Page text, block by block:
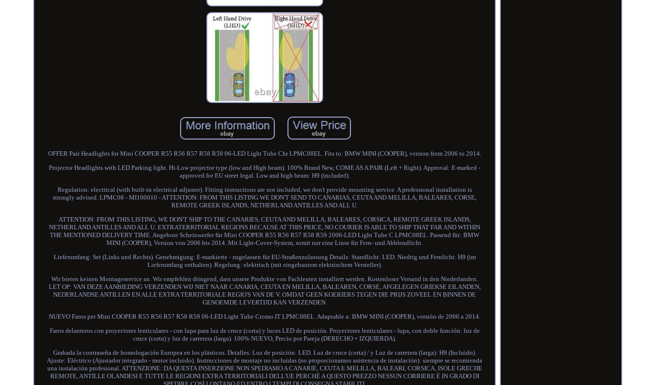
OFFER Pair Headlights for Mini COOPER R55 R56 R57 R58 R59 06-LED Light Tube Chr LPMC08EL. Fits to: BMW MINI (COOPER), version from 2006 to 2014.
Projector Headlights with LED Parking light. Hi-Low projector type (low and High beam). 100% Brand New, COME AS A PAIR (Left + Right). Approval: E-marked -
approved for EU street legal. Low and high beam: H9 (included).
Regulation: electrical (with built-in electrical adjuster). Fitting instructions are not included, we don't provide mounting service. A professional installation is
strongly advised. LPMC08 - MI100010 - ATTENTION: FROM THIS LISTING WE DON'T SEND TO CANARIAS, CEUTA AND MELILLA, BALEARES, CORSE,
REMOTE GREEK ISLANDS, NETHERLAND ANTILLES AND ALL U.
ATTENTION: FROM THIS LISTING, WE DON'T SHIP TO THE CANARIES, CEUTA AND MELILLA, BALEARES, CORSICA, REMOTE GREEK ISLANDS,
NETHERLAND ANTILLES AND ALL U. EXTRATERRITORIAL REGIONS BECAUSE AT THIS PRICE, NO COURIER IS ABLE TO SHIP THAT FAR AND WITHIN
THE MENTIONED DELIVERY TIME. Angebote Scheinwerfer für Mini COOPER R55 R56 R57 R58 R59 2006-LED Light Tube C LPMC08EL. Passend für: BMW
MINI (COOPER), Version von 2006 bis 2014. Mit Light-Cover-System, somit nur eine Linse für Fern- und Abblendlicht.
Lieferumfang: Set (Links und Rechts). Genehmigung: E-markierte - zugelassen für EU-Straßenzulassung Details: Standlicht: LED. Niedrig und Fernlicht: H9 (im
Lieferumfang enthalten). Regelung: elektrisch (mit eingebautem elektrischem Versteller).
Wir bieten keinen Montageservice an. Wir empfehlen dringend, dass unsere Produkte von Fachleuten installiert werden. Kostenloser Versand in den Niederlanden.
LET OP: VAN DEZE AANBIEDING VERZENDEN WIJ NIET NAAR CANARIA, CEUTA EN MELILLA, BALEAREN, CORSE, AFGELEGEN GRIEKSE EILANDEN,
NEDERLANDSE ANTILLEN EN ALLE EXTRA TERRITORIALE REGIO'S VAN DE V. OMDAT GEEN KOERIERS TEGEN DIE PRIJS ZOVEEL EN BINNEN DE
GENOEMDE LEVERTIJD KAN VERZENDEN.
NUEVO Faros per Mini COOPER R55 R56 R57 R58 R59 06-LED Light Tube Cromo IT LPMC08EL. Adaptable a: BMW MINI (COOPER), versión de 2006 a 2014.
Faros delanteros con proyectores lenticulares - con lupa para luz de cruce (corta) y luces LED de posición. Proyectores lenticulares - lupa, con doble función: luz de
cruce (corta) y luz de carretera (larga). 100% NUEVO, Precio por Pareja (DERECHO + IZQUIERDA).
Grabada la contraseña de homologación Europea en los plásticos. Detalles: Luz de posición: LED. Luz de cruce (corta) / y Luz de carretera (larga): H9 (Incluido).
Ajuste: Eléctrico (Ajustador integrado - motor incluido). Instrucciones de montaje no incluidas (no proporcionamos asistencia de instalación): siempre se recomienda
una instalación profesional. ATTENZIONE: DA QUESTA INSERZIONE NON SPEDIAMO A CANARIE, CEUTA E MELILLA, BALEARI, CORSICA, ISOLE GRECHE
REMOTE, ANTILLE OLANDESI E TUTTE LE REGIONI EXTRA TERRITORIALI DELL'UE PERCHÉ A QUESTO PREZZO NESSUN CORRIERE È IN GRADO DI